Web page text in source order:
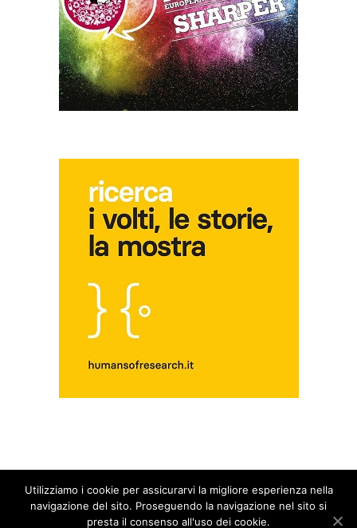
© Copyright 2014 - 2026 - Blog Fuori dal Giro | All Rights Reserved |
Cookie Policy
Utilizziamo i cookie per assicurarvi la migliore esperienza nella
navigazione del sito. Proseguendo la navigazione nel sito si
presta il consenso all'uso dei cookie.